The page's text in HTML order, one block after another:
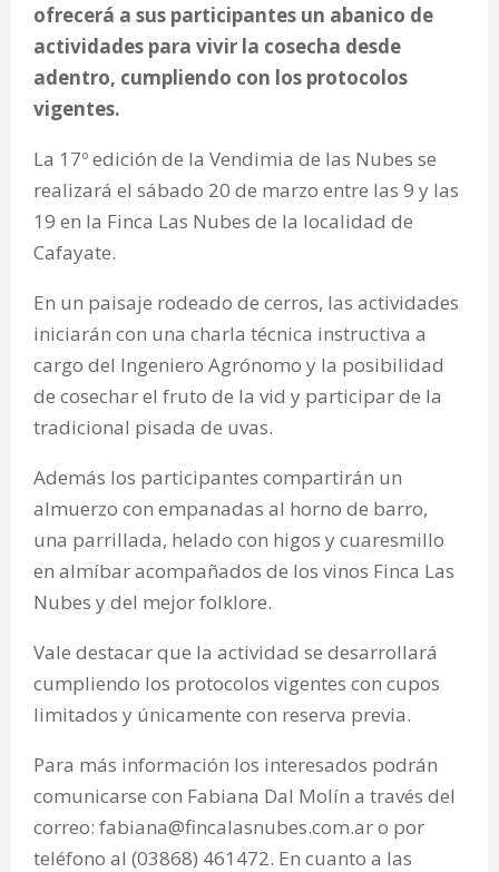
ofrecerá a sus participantes un abanico de
actividades para vivir la cosecha desde
adentro, cumpliendo con los protocolos
vigentes.
La 17º edición de la Vendimia de las Nubes se
realizará el sábado 20 de marzo entre las 9 y las
19 en la Finca Las Nubes de la localidad de
Cafayate.
En un paisaje rodeado de cerros, las actividades
iniciarán con una charla técnica instructiva a
cargo del Ingeniero Agrónomo y la posibilidad
de cosechar el fruto de la vid y participar de la
tradicional pisada de uvas.
Además los participantes compartirán un
almuerzo con empanadas al horno de barro,
una parrillada, helado con higos y cuaresmillo
en almíbar acompañados de los vinos Finca Las
Nubes y del mejor folklore.
Vale destacar que la actividad se desarrollará
cumpliendo los protocolos vigentes con cupos
limitados y únicamente con reserva previa.
Para más información los interesados podrán
comunicarse con Fabiana Dal Molín a través del
correo: fabiana@fincalasnubes.com.ar o por
teléfono al (03868) 461472. En cuanto a las